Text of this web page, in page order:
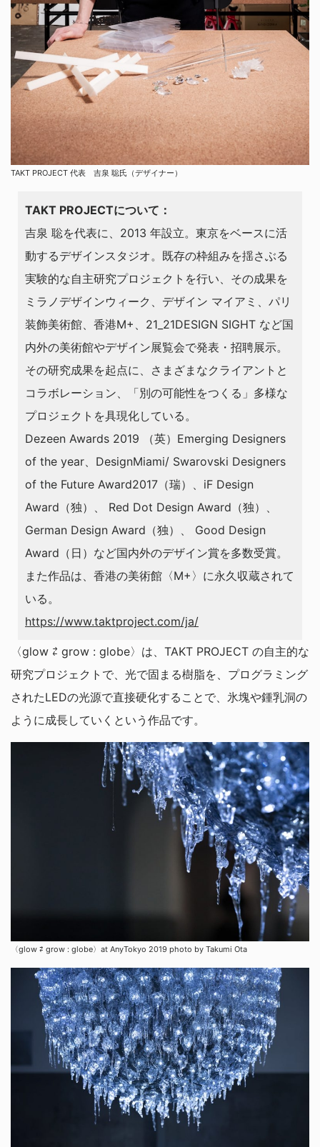
TAKT PROJECT 代表 吉泉 聡氏（デザイナー）
TAKT PROJECTについて：
吉泉 聡を代表に、2013 年設立。東京をベースに活
動するデザインスタジオ。既存の枠組みを揺さぶる
実験的な自主研究プロジェクトを行い、その成果を
ミラノデザインウィーク、デザイン マイアミ、パリ
装飾美術館、香港M+、21_21DESIGN SIGHT など国
内外の美術館やデザイン展覧会で発表・招聘展示。
その研究成果を起点に、さまざまなクライアントと
コラボレーション、「別の可能性をつくる」多様な
プロジェクトを具現化している。
Dezeen Awards 2019 （英）Emerging Designers
of the year、DesignMiami/ Swarovski Designers
of the Future Award2017（瑞）、iF Design
Award（独）、 Red Dot Design Award（独）、
German Design Award（独）、 Good Design
Award（日）など国内外のデザイン賞を多数受賞。
また作品は、香港の美術館〈M+〉に永久収蔵されて
いる。
https://www.taktproject.com/ja/
〈glow ⇄ grow : globe〉は、TAKT PROJECT の自主的な
研究プロジェクトで、光で固まる樹脂を、プログラミング
されたLEDの光源で直接硬化することで、氷塊や鍾乳洞の
ように成長していくという作品です。
〈glow ⇄ grow : globe〉at AnyTokyo 2019 photo by Takumi Ota